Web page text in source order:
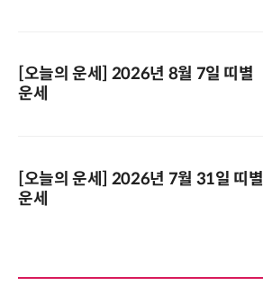
[오늘의 운세] 2026년 8월 7일 띠별
운세
[오늘의 운세] 2026년 7월 31일 띠별
운세